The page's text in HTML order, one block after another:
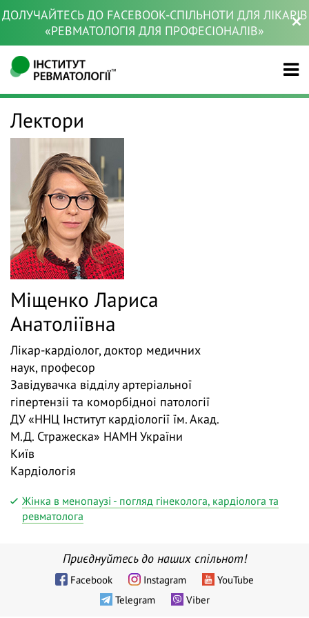
ДОЛУЧАЙТЕСЬ ДО FACEBOOK-СПІЛЬНОТИ ДЛЯ ЛІКАРІВ
«РЕВМАТОЛОГІЯ ДЛЯ ПРОФЕСІОНАЛІВ»
Лектори
Міщенко Лариса
Анатоліївна
Лікар-кардіолог, доктор медичних
наук, професор
Завідувачка відділу артеріальної
гіпертензіі та коморбідноі патології
ДУ «ННЦ Інститут кардіології їм. Акад.
М.Д. Стражеска» НАМН України
Київ
Кардіологія
Жінка в менопаузі - погляд гінеколога, кардіолога та
ревматолога
Приєднуйтесь до наших спільнот!
Facebook Instagram
YouTube
Telegram
Viber